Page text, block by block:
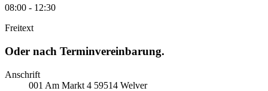
08:00 - 12:30
Freitext
Oder nach Terminvereinbarung.
Anschrift
001 Am Markt 4 59514 Welver